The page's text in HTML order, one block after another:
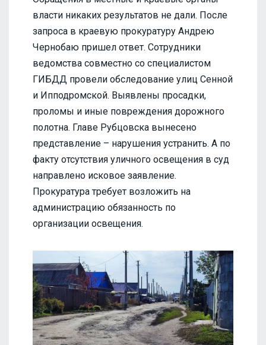
власти никаких результатов не дали. После
запроса в краевую прокуратуру Андрею
Чернобаю пришел ответ. Сотрудники
ведомства совместно со специалистом
ГИБДД провели обследование улиц Сенной
и Ипподромской. Выявлены просадки,
проломы и иные повреждения дорожного
полотна. Главе Рубцовска вынесено
представление – нарушения устранить. А по
факту отсутствия уличного освещения в суд
направлено исковое заявление.
Прокуратура требует возложить на
администрацию обязанность по
организации освещения.